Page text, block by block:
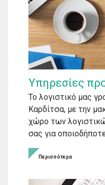
Υπηρεσίες
Το λογιστικό μας
Καρδίτσα, με την
χώρο των
σας για
Περισσότερα